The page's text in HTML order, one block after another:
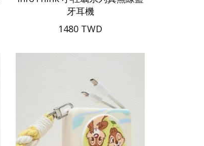
牙耳機
1480 TWD